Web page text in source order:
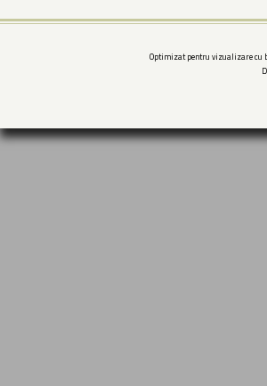
Optimizat pentru vizualizare cu